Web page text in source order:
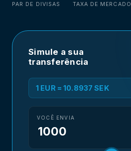
PAR DE DIVISAS TAXA DE MERCADO
Simule a sua
transferência
1 EUR = 10.8937 SEK
VOCÊ ENVIA